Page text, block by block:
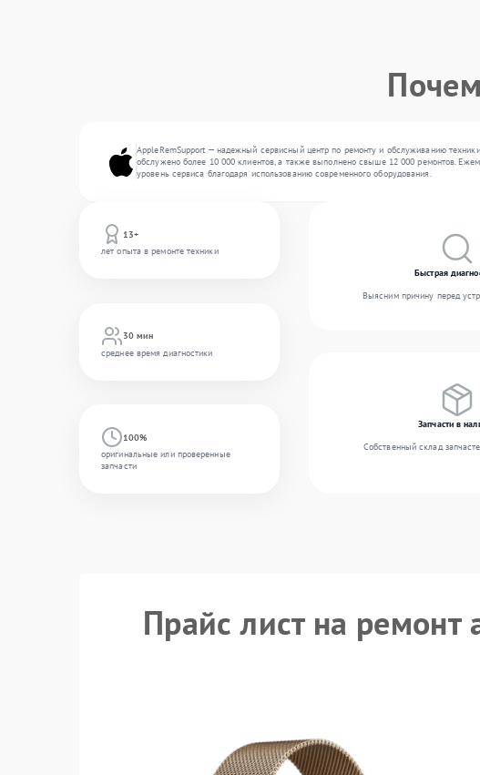
AppleRemSupport — надежный сервисный центр по ремонту и обслуживанию
обслужено более 10 000 клиентов, а также выполнено свыше 12 000 ремонтов.
уровень сервиса благодаря использованию современного оборудования.
13+
лет опыта в ремонте техники
30 мин
среднее время диагностики
100%
оригинальные или проверенные
запчасти
Быстрая
Выясним причину перед
Запчасти в
Собственный склад
Прайс лист на